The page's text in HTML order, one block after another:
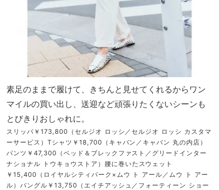
素足のままで履けて、きちんと見せてくれるからワン
マイルの買い出し、送迎など頑張りたくないシーンも
とびきりおしゃれに。
スリッパ￥173,800（セルジオ ロッシ／セルジオ ロッシ カスタマ
ーサービス）Tシャツ￥18,700（キャバン／キャバン 丸の内店）
パンツ￥47,300（ベッド＆ブレックファスト／グリードインター
ナショナル トウキョウストア）腰に巻いたスウェット
￥15,400（ロイヤルシティパーク×ムウ ト アール／ムウ ト アー
ル）バングル￥13,750（エイチアッシュ／フォーティーン ショー